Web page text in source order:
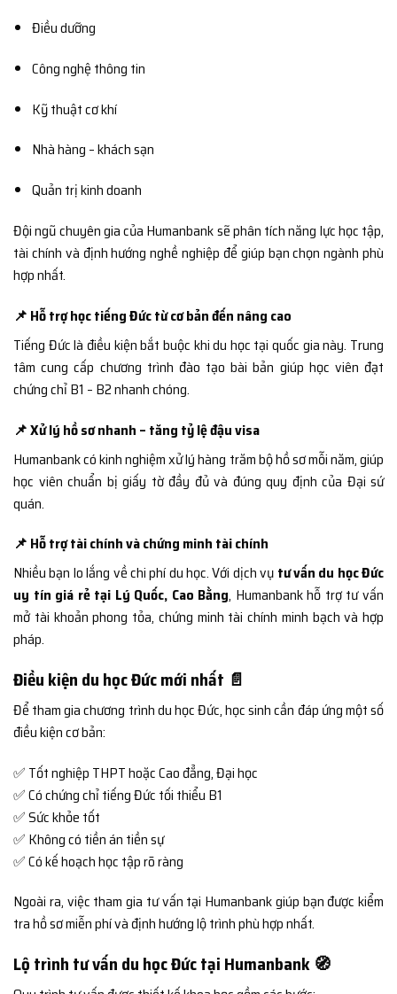
Điều dưỡng
Công nghệ thông tin
Kỹ thuật cơ khí
Nhà hàng – khách sạn
Quản trị kinh doanh
Đội ngũ chuyên gia của Humanbank sẽ phân tích năng lực học tập,
tài chính và định hướng nghề nghiệp để giúp bạn chọn ngành phù
hợp nhất.
📌 Hỗ trợ học tiếng Đức từ cơ bản đến nâng cao
Tiếng Đức là điều kiện bắt buộc khi du học tại quốc gia này. Trung
tâm cung cấp chương trình đào tạo bài bản giúp học viên đạt
chứng chỉ B1 – B2 nhanh chóng.
📌 Xử lý hồ sơ nhanh – tăng tỷ lệ đậu visa
Humanbank có kinh nghiệm xử lý hàng trăm bộ hồ sơ mỗi năm, giúp
học viên chuẩn bị giấy tờ đầy đủ và đúng quy định của Đại sứ
quán.
📌 Hỗ trợ tài chính và chứng minh tài chính
Nhiều bạn lo lắng về chi phí du học. Với dịch vụ tư vấn du học Đức
uy tín giá rẻ tại Lý Quốc, Cao Bằng, Humanbank hỗ trợ tư vấn
mở tài khoản phong tỏa, chứng minh tài chính minh bạch và hợp
pháp.
Điều kiện du học Đức mới nhất 📄
Để tham gia chương trình du học Đức, học sinh cần đáp ứng một số
điều kiện cơ bản:
✅ Tốt nghiệp THPT hoặc Cao đẳng, Đại học
✅ Có chứng chỉ tiếng Đức tối thiểu B1
✅ Sức khỏe tốt
✅ Không có tiền án tiền sự
✅ Có kế hoạch học tập rõ ràng
Ngoài ra, việc tham gia tư vấn tại Humanbank giúp bạn được kiểm
tra hồ sơ miễn phí và định hướng lộ trình phù hợp nhất.
Lộ trình tư vấn du học Đức tại Humanbank 🧭